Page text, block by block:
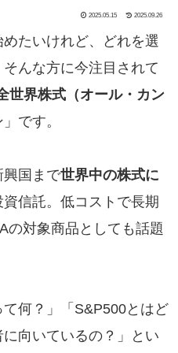
2025.05.15 2025.09.26
めたいけれど、どれを選
んな方に今注目されて
世界株式（オール・カン
です。
興国まで世界中の株式に
資信託。低コストで長期
の対象商品としても話題
何？」「S&P500とはど
向いているの？」とい